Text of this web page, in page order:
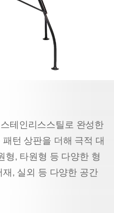
테인리스스틸로 완성한
턴 상판을 더해 극적 대
형, 타원형 등 다양한 형
, 실외 등 다양한 공간